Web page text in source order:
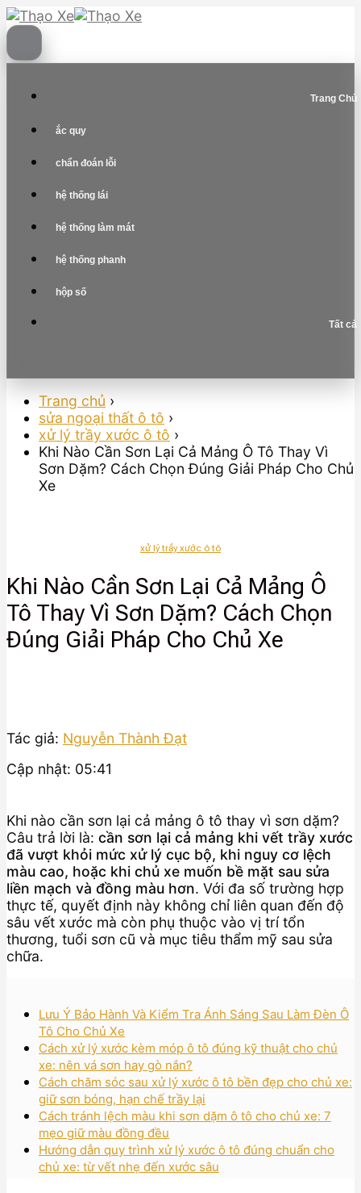
Skip
to
content
Trang Chủ
ắc quy
chẩn đoán lỗi
hệ thống lái
hệ thống làm mát
hệ thống phanh
hộp số
Tất cả
Trang chủ ›
sửa ngoại thất ô tô ›
xử lý trầy xước ô tô ›
Khi Nào Cần Sơn Lại Cả Mảng Ô Tô Thay Vì
Sơn Dặm? Cách Chọn Đúng Giải Pháp Cho Chủ
Xe
xử lý trầy xước ô tô
Khi Nào Cần Sơn Lại Cả Mảng Ô
Tô Thay Vì Sơn Dặm? Cách Chọn
Đúng Giải Pháp Cho Chủ Xe
Tác giả: Nguyễn Thành Đạt
Cập nhật: 05:41
Khi nào cần sơn lại cả mảng ô tô thay vì sơn dặm?
Câu trả lời là: cần sơn lại cả mảng khi vết trầy xước
đã vượt khỏi mức xử lý cục bộ, khi nguy cơ lệch
màu cao, hoặc khi chủ xe muốn bề mặt sau sửa
liền mạch và đồng màu hơn. Với đa số trường hợp
thực tế, quyết định này không chỉ liên quan đến độ
sâu vết xước mà còn phụ thuộc vào vị trí tổn
thương, tuổi sơn cũ và mục tiêu thẩm mỹ sau sửa
chữa.
Lưu Ý Bảo Hành Và Kiểm Tra Ánh Sáng Sau Làm Đèn Ô
Tô Cho Chủ Xe
Cách xử lý xước kèm móp ô tô đúng kỹ thuật cho chủ
xe: nên vá sơn hay gò nắn?
Cách chăm sóc sau xử lý xước ô tô bền đẹp cho chủ xe:
giữ sơn bóng, hạn chế trầy lại
Cách tránh lệch màu khi sơn dặm ô tô cho chủ xe: 7
mẹo giữ màu đồng đều
Hướng dẫn quy trình xử lý xước ô tô đúng chuẩn cho
chủ xe: từ vết nhẹ đến xước sâu